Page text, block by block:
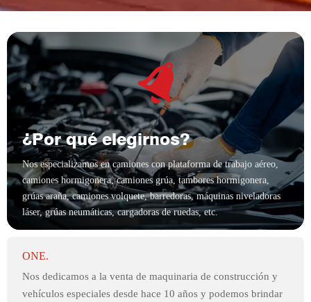

¿Por qué elegirnos?
Nos especializamos en camiones con plataforma de trabajo aéreo,
camiones hormigonera, camiones grúa, tambores hormigonera,
grúas araña, camiones volquete, barredoras, máquinas niveladoras
láser, grúas neumáticas, cargadoras de ruedas, etc.
ONE.
Nos dedicamos a la venta de maquinaria de construcción y
vehículos especiales desde hace 10 años y podemos brindar